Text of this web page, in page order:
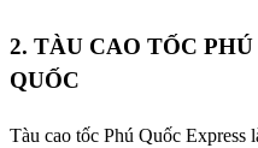
2. TÀU CAO TỐC
QUỐC
Tàu cao tốc Phú Quốc Express